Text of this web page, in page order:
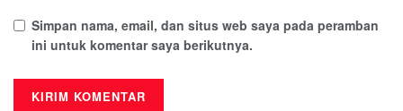
Simpan nama, email, dan situs web saya pada peramban
ini untuk komentar saya berikutnya.